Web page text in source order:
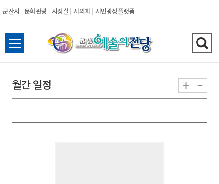
군산시 문화관광 시장실 시의회 시민광장플랫폼
군
산
전
체
뉴
열
검
색
기
월간 일정 + -